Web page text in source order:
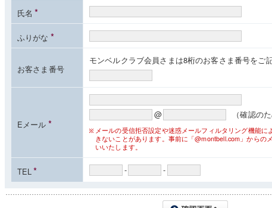
氏名 *
ふりがな *
お客さま番号
モンベルクラブ会員さまは8桁のお客さま番号をご
Eメール *
@ （確認の
メールの受信拒否設定や迷惑メールフィルタリング機能に
きないことがあります。事前に「@montbell.com」からの
いいたします。
TEL* - -